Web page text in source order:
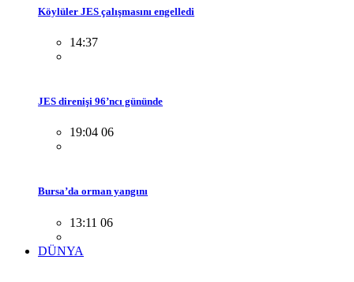
Köylüler JES çalışmasını engelledi
14:37
JES direnişi 96’ncı gününde
19:04 06
Bursa’da orman yangını
13:11 06
DÜNYA